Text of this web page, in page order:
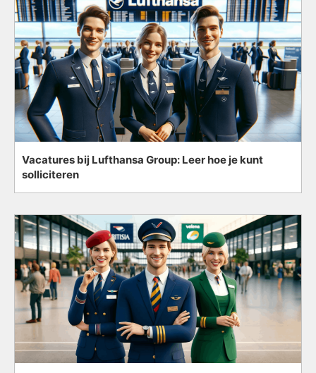
Vacatures bij Lufthansa Group: Leer hoe je kunt
solliciteren